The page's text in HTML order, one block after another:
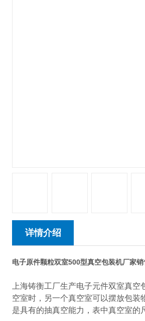
详情介绍
电子原件颗粒双室500型真空包装机厂家销
上海铸衡工厂生产电子元件双室真
空室时，另一个真空室可以摆放包
是具有的抽真空能力，表中真空室的